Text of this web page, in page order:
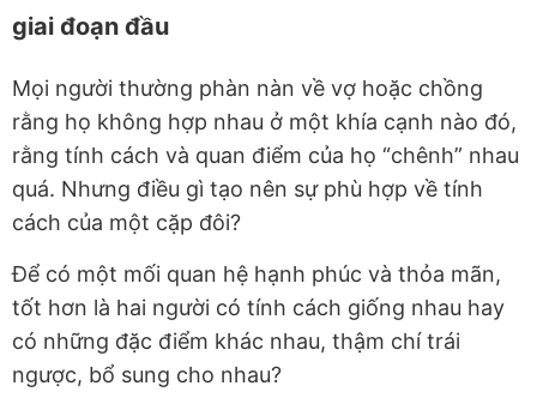
giai đoạn đầu
Mọi người thường phàn nàn về vợ hoặc chồng
rằng họ không hợp nhau ở một khía cạnh nào đó,
rằng tính cách và quan điểm của họ “chênh” nhau
quá. Nhưng điều gì tạo nên sự phù hợp về tính
cách của một cặp đôi?
Để có một mối quan hệ hạnh phúc và thỏa mãn,
tốt hơn là hai người có tính cách giống nhau hay
có những đặc điểm khác nhau, thậm chí trái
ngược, bổ sung cho nhau?